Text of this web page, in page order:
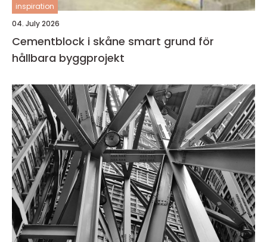
inspiration
04. July 2026
Cementblock i skåne smart grund för
hållbara byggprojekt